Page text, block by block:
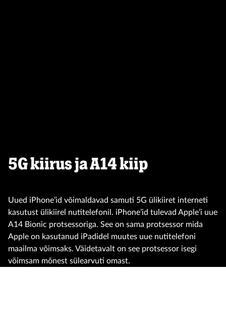
5G kiirus ja A14 kiip
Uued iPhone’id võimaldavad samuti 5G ülikiiret interneti
kasutust ülikiirel nutitelefonil. iPhone’id tulevad Apple’i uue
A14 Bionic protsessoriga. See on sama protsessor mida
Apple on kasutanud iPadidel muutes uue nutitelefoni
maailma võimsaks. Väidetavalt on see protsessor isegi
võimsam mõnest sülearvuti omast.